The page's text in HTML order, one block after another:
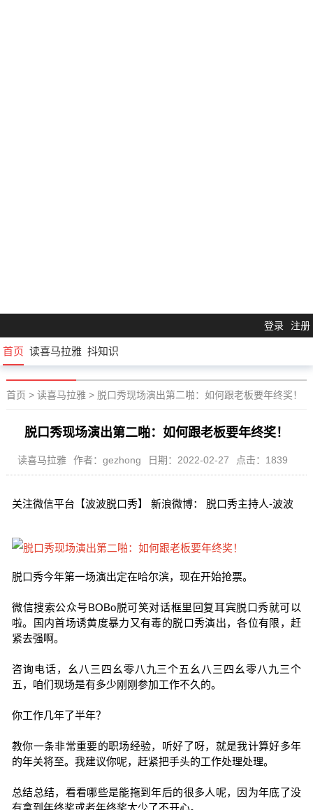
登录 注册
首页 读喜马拉雅 抖知识
首页 > 读喜马拉雅> 脱口秀现场演出第二啪：如何跟老板要年终奖！
脱口秀现场演出第二啪：如何跟老板要年终奖！
读喜马拉雅 作者：gezhong 日期：2022-02-27 点击：1839
关注微信平台【波波脱口秀】 新浪微博： 脱口秀主持人-波波
脱口秀今年第一场演出定在哈尔滨，现在开始抢票。
微信搜索公众号BOBo脱可笑对话框里回复耳宾脱口秀就可以
啦。国内首场诱黄度暴力又有毒的脱口秀演出，各位有限，赶
紧去强啊。
咨询电话，幺八三四幺零八九三个五幺八三四幺零八九三个
五，咱们现场是有多少刚刚参加工作不久的。
你工作几年了半年？
教你一条非常重要的职场经验，听好了呀，就是我计算好多年
的年关将至。我建议你呢，赶紧把手头的工作处理处理。
总结总结，看看哪些是能拖到年后的很多人呢，因为年底了没
有拿到年终奖或者年终奖太少了不开心。